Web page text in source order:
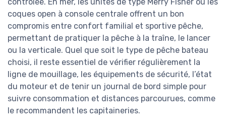
coques open à console centrale offrent un bon
compromis entre confort familial et sportive pêche,
permettant de pratiquer la pêche à la traîne, le lancer
ou la verticale. Quel que soit le type de pêche bateau
choisi, il reste essentiel de vérifier régulièrement la
ligne de mouillage, les équipements de sécurité, l’état
du moteur et de tenir un journal de bord simple pour
suivre consommation et distances parcourues, comme
le recommandent les capitaineries.